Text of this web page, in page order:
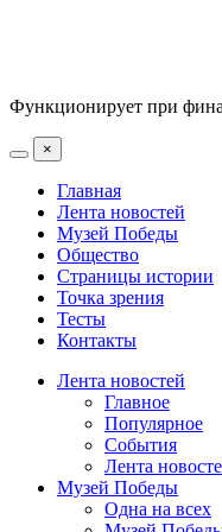
Функционирует при
×
Главная
Лента новостей
Музей Победы
Общество
Страницы истории
Точка зрения
Тесты
Контакты
Лента новостей
Главное
Популярное
События
Лента
Музей Победы
Одна на всех